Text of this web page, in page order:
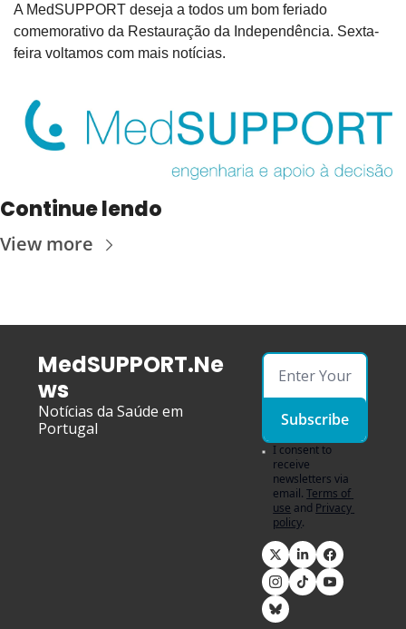
A MedSUPPORT deseja a todos um bom feriado
comemorativo da Restauração da Independência. Sexta-
feira voltamos com mais notícias.
Continue lendo
View more
MedSUPPORT.Ne
ws
Notícias da Saúde em
Portugal
Subscribe
I consent to
receive
newsletters via
email. Terms of
use and Privacy
policy.